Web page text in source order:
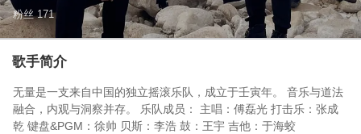
粉丝 171
歌手简介
无量是一支来自中国的独立摇滚乐队，成立于壬寅年。 音乐与道法
融合，内观与洞察并存。 乐队成员： 主唱：傅磊光 打击乐：张成
乾 键盘&PGM：徐帅 贝斯：李浩 鼓：王宇 吉他：于海蛟